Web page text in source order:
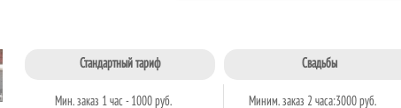
Стандартный тариф
Мин. заказ 1 час - 1000 руб.
Свадьбы
Миним. заказ 2 часа:3000 руб.